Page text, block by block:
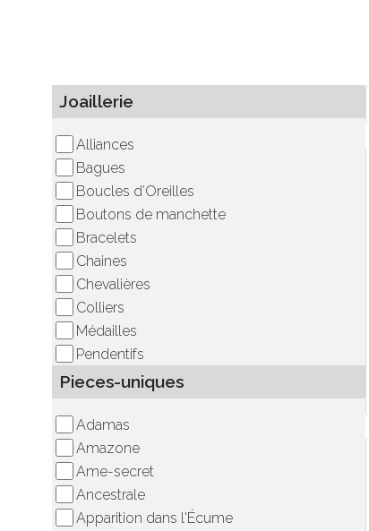
Joaillerie
Alliances
Bagues
Boucles d’Oreilles
Boutons de manchette
Bracelets
Chaines
Chevalières
Colliers
Médailles
Pendentifs
Pieces-uniques
Adamas
Amazone
Ame-secret
Ancestrale
Apparition dans l'Écume